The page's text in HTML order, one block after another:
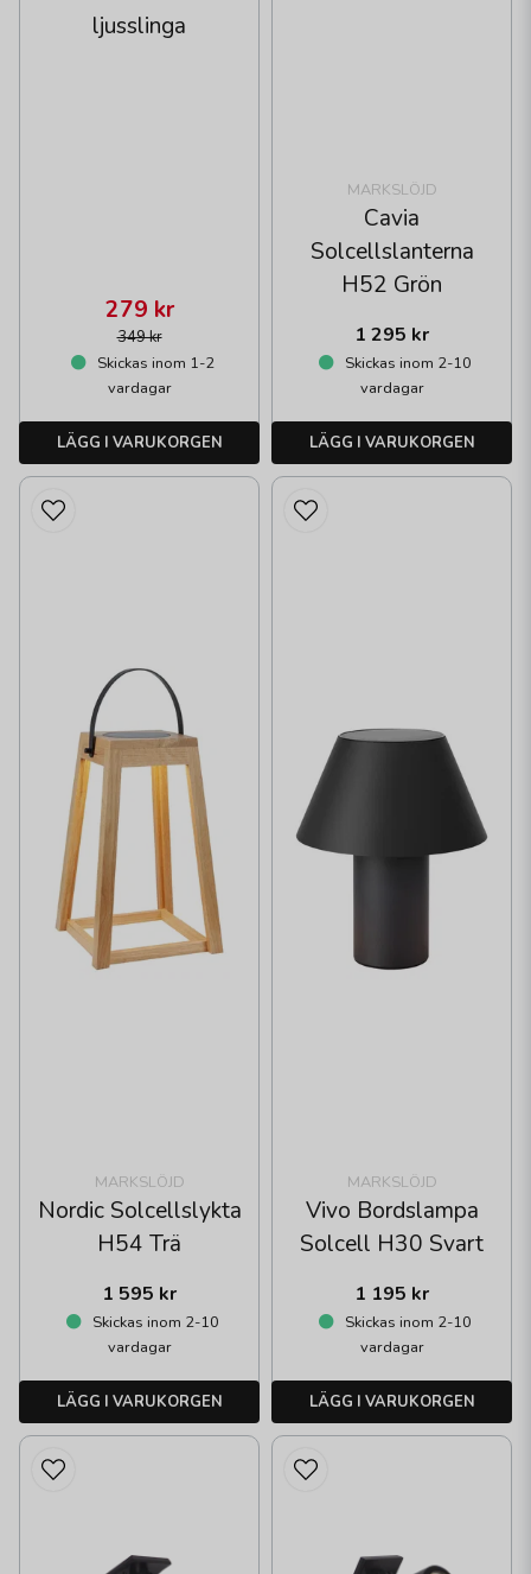
ljusslinga
349 kr
279 kr
Skickas inom 1-2
vardagar
LÄGG I VARUKORGEN
MARKSLÖJD
Cavia
Solcellslanterna
H52 Grön
1 295 kr
Skickas inom 2-10
vardagar
LÄGG I VARUKORGEN
MARKSLÖJD
Nordic Solcellslykta
H54 Trä
1 595 kr
Skickas inom 2-10
vardagar
LÄGG I VARUKORGEN
MARKSLÖJD
Vivo Bordslampa
Solcell H30 Svart
1 195 kr
Skickas inom 2-10
vardagar
LÄGG I VARUKORGEN